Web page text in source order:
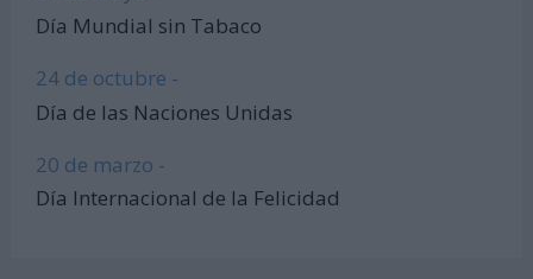
Día Mundial sin Tabaco
24 de octubre -
Día de las Naciones Unidas
20 de marzo -
Día Internacional de la Felicidad